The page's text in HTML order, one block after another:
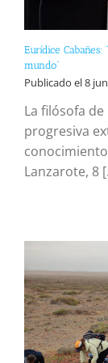
Eurídice
mundo”
Publicado el 8
La filósofa
progresiva
Lanzarote, 8